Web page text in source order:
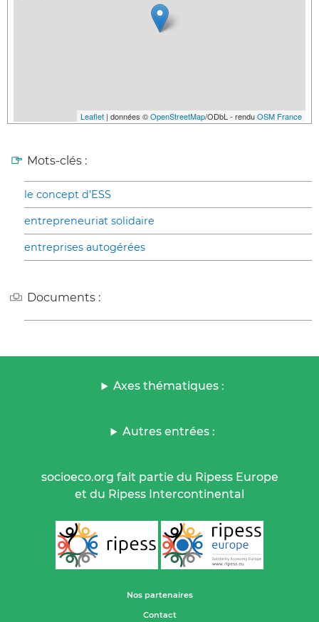
Leaflet | données ©OpenStreetMap/ODbL - renduOSM France
Mots-clés :
le concept d’ESS
entrepreneuriat solidaire
entreprises autogérées
Documents :
Axes thématiques :
Autres entrées :
socioeco.org fait partie du Ripess Europe
et du Ripess Intercontinental
Nos partenaires
Contact